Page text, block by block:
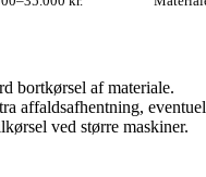
bortkørsel af materiale.
affaldsafhentning,
ved større maskiner.